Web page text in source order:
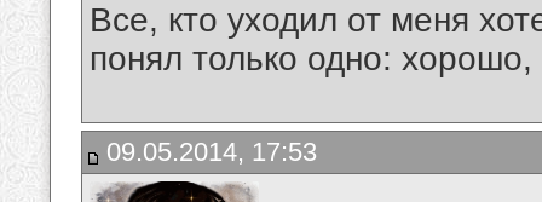
Все, кто уходил от меня
понял только одно:
09.05.2014, 17:53